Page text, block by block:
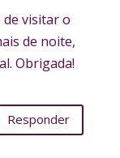
de visitar o
de noite,
Obrigada!
Responder